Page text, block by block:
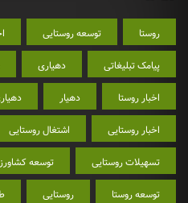
روستا توسعه روستایی
پیامک تبلیغاتی دهیاری
اخبار روستا دهیار
اخبار روستایی اشتغال روستایی
تسهیلات روستایی توسعه
توسعه روستا روستایی